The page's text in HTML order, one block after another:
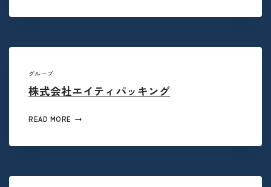
グループ
株式会社エイティパッキング
READ MORE